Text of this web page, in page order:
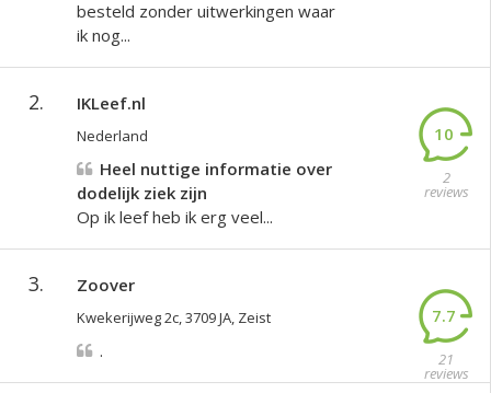
besteld zonder uitwerkingen waar
ik nog...
2. IKLeef.nl
Nederland 10
2
reviews
Heel nuttige informatie over
dodelijk ziek zijn
Op ik leef heb ik erg veel...
3. Zoover
Kwekerijweg 2c, 3709 JA, Zeist 7.7
21
reviews
.